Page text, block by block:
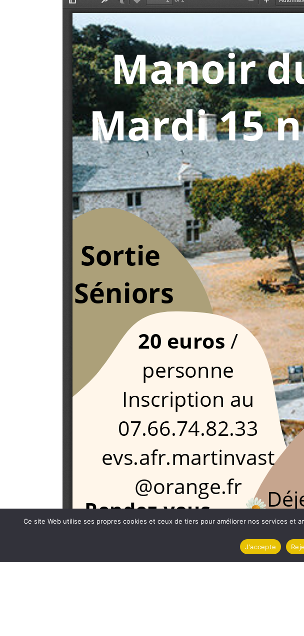
Ce site Web utilise ses propres cookies et ceux de tiers pour améliorer nos services et
J'accepte